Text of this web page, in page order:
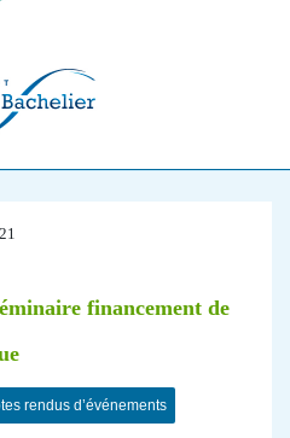
financement de
rendus d’événements